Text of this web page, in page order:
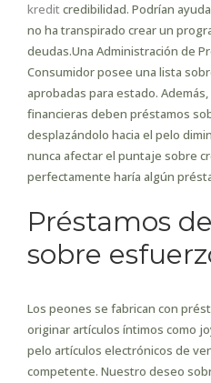
kreditcredibilidad. Podrían
no ha transpirado crear un
deudas.Una Administración de
Consumidor posee una lista
aprobadas para estado.
financieras deben préstamos
desplazándolo hacia el pelo
nunca afectar el puntaje sobre
perfectamente haría algún
Préstamos
sobre
Los peones se fabrican con
originar artículos íntimos como
pelo artículos electrónicos de
competente. Nuestro deseo